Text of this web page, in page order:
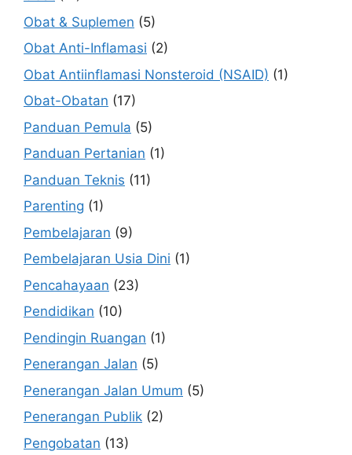
Obat & Suplemen (5)
Obat Anti-Inflamasi (2)
Obat Antiinflamasi Nonsteroid (NSAID) (1)
Obat-Obatan (17)
Panduan Pemula (5)
Panduan Pertanian (1)
Panduan Teknis (11)
Parenting (1)
Pembelajaran (9)
Pembelajaran Usia Dini (1)
Pencahayaan (23)
Pendidikan (10)
Pendingin Ruangan (1)
Penerangan Jalan (5)
Penerangan Jalan Umum (5)
Penerangan Publik (2)
Pengobatan (13)